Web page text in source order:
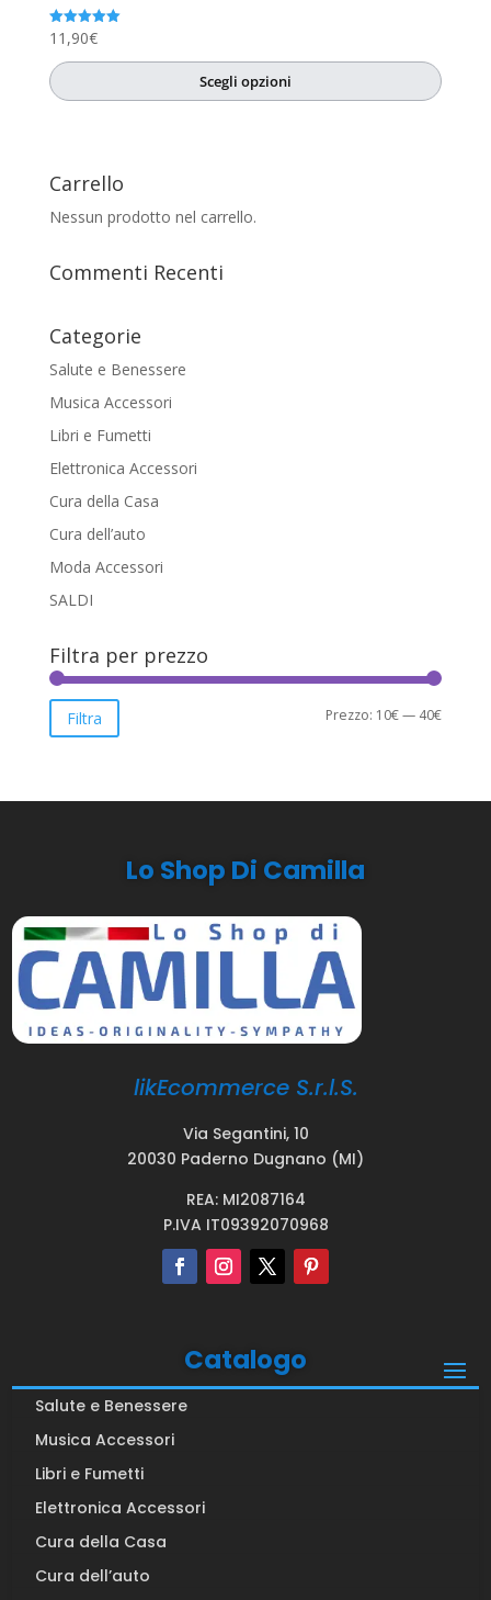
Valutato
5.00
su 5
11,90€
Scegli opzioni
Carrello
Nessun prodotto nel carrello.
Commenti Recenti
Categorie
Salute e Benessere
Musica Accessori
Libri e Fumetti
Elettronica Accessori
Cura della Casa
Cura dell’auto
Moda Accessori
SALDI
Filtra per prezzo
Prezzo
Prezzo
Filtra Prezzo: 10€— 40€
Lo Shop Di Camilla
likEcommerce S.r.l.S.
Via Segantini, 10
20030 Paderno Dugnano (MI)
REA: MI2087164
P.IVA IT09392070968
Catalogo
Salute e Benessere
Musica Accessori
Libri e Fumetti
Elettronica Accessori
Cura della Casa
Cura dell’auto